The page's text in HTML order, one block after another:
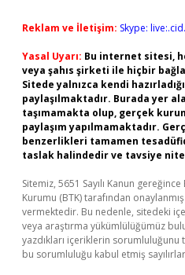
Reklam ve İletişim: Skype:
Yasal Uyarı: Bu internet sitesi,
veya şahıs şirketi ile hiçbir
Sitede yalnızca kendi
paylaşılmaktadır. Burada yer
taşımamakta olup, gerçek
paylaşım yapılmamaktadır.
benzerlikleri tamamen
taslak halindedir ve tavsiye
Sitemiz, 5651 Sayılı Kanun
Kurumu (BTK) tarafından
vermektedir. Bu nedenle, sitedeki
veya araştırma yükümlülüğümüz
yazdıkları içeriklerin
bu sorumluluğu kabul etmiş